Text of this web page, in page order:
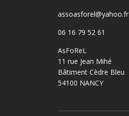
assoasforel@yahoo.fr
06 16 79 52 61
AsFoReL
11 rue Jean Mihé
Bâtiment Cèdre Bleu
54100 NANCY